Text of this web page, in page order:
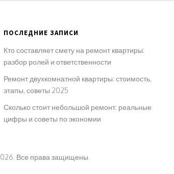
ПОСЛЕДНИЕ ЗАПИСИ
Кто составляет смету на ремонт квартиры:
разбор ролей и ответственности
Ремонт двухкомнатной квартиры: стоимость,
этапы, советы 2025
Сколько стоит небольшой ремонт: реальные
цифры и советы по экономии
Все права защищены.